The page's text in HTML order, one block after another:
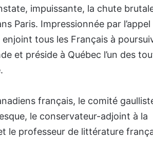
impuissante, la chute
Paris. Impressionnée par
tous les Français à
et préside à Québec l’un des
français, le comité
le conservateur-adjoint à la
le professeur de littérature